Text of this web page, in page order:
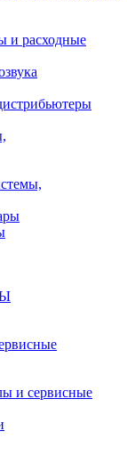
и расходные
и сервисные